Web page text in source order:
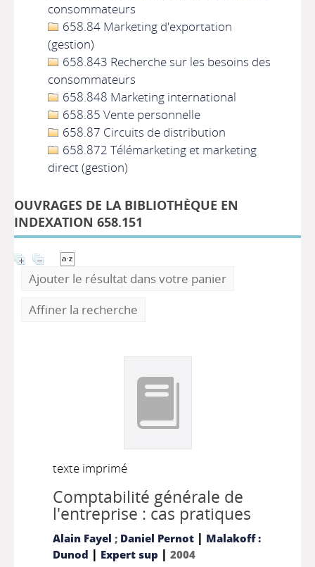
consommateurs
658.84 Marketing d'exportation
(gestion)
658.843 Recherche sur les besoins des
consommateurs
658.848 Marketing international
658.85 Vente personnelle
658.87 Circuits de distribution
658.872 Télémarketing et marketing
direct (gestion)
OUVRAGES DE LA BIBLIOTHÈQUE EN
INDEXATION 658.151
Ajouter le résultat dans votre panier
Affiner la recherche
texte imprimé
Comptabilité générale de
l'entreprise : cas pratiques
Alain Fayel ; Daniel Pernot | Malakoff :
Dunod | Expert sup | 2004